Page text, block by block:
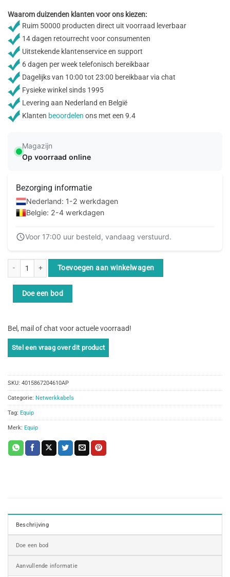
Waarom duizenden klanten voor ons kiezen:
Ruim 50000 producten direct uit voorraad leverbaar
14 dagen retourrecht voor consumenten
Uitstekende klantenservice en support
6 dagen per week telefonisch bereikbaar
Dagelijks van 10:00 tot 23:00 bereikbaar via chat
Fysieke winkel sinds 1995
Levering aan Nederland en België
Klanten beoordelen ons met een 9.4
Magazijn
Op voorraad online
Bezorging informatie
Nederland: 1-2 werkdagen
Belgie: 2-4 werkdagen
Voor 17:00 uur besteld, vandaag verstuurd.
Equip 606406 netwerkkabel Groen 5 m Cat6a S/FTP (S-STP) aantal
Toevoegen aan winkelwagen
Doe een bod
Bel, mail of chat voor actuele voorraad!
SKU: 4015867204610AP
Categorie: Netwerkkabels
Tag: Equip
Merk: Equip
Beschrijving
Doe een bod
Aanvullende informatie